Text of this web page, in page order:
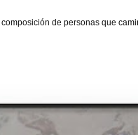
de personas que